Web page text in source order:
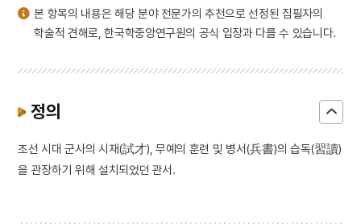
본 항목의 내용은 해당 분야 전문가의 추천으로 선정된 집필자의
학술적 견해로, 한국학중앙연구원의 공식 입장과 다를 수 있습니다.
정의
조선 시대 군사의 시재(試才), 무예의 훈련 및 병서(兵書)의 습독(習讀)
을 관장하기 위해 설치되었던 관서.